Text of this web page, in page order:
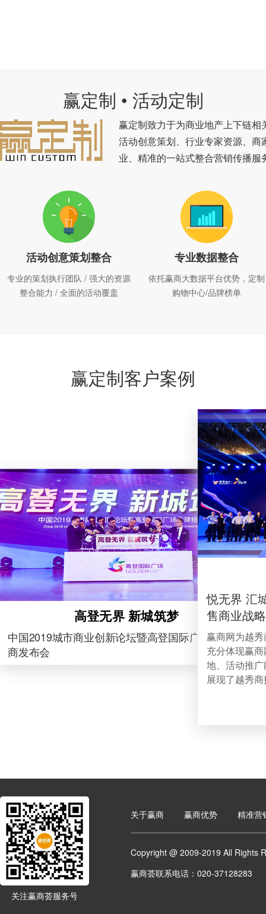
赢定制 • 活动定制
赢定制致力于为商业地产上下链
活动创意策划、行业专家资源、
业、精准的一站式整合营销传播服
活动创意策划整合
专业的策划执行团队 / 强大的资源
整合能力 / 全面的活动覆盖
专业数据整合
依托赢商大数据平台优势，定制
购物中心/品牌榜单
赢定制客户案例
越秀商投
悦无界 汇城心——越秀·悦汇城项目发布会 越秀零
售商业战略联盟启动仪式
“裂变生
盛典
借助2019中
团品牌发布
到场，共同
察，面向业
关注赢商荟服务号
关于赢商 赢商优势 精准营
Copyright @ 2009-2019 All Rights
赢商荟联系电话：020-37128283